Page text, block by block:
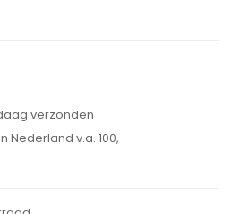
verzonden
Nederland v.a. 100,-